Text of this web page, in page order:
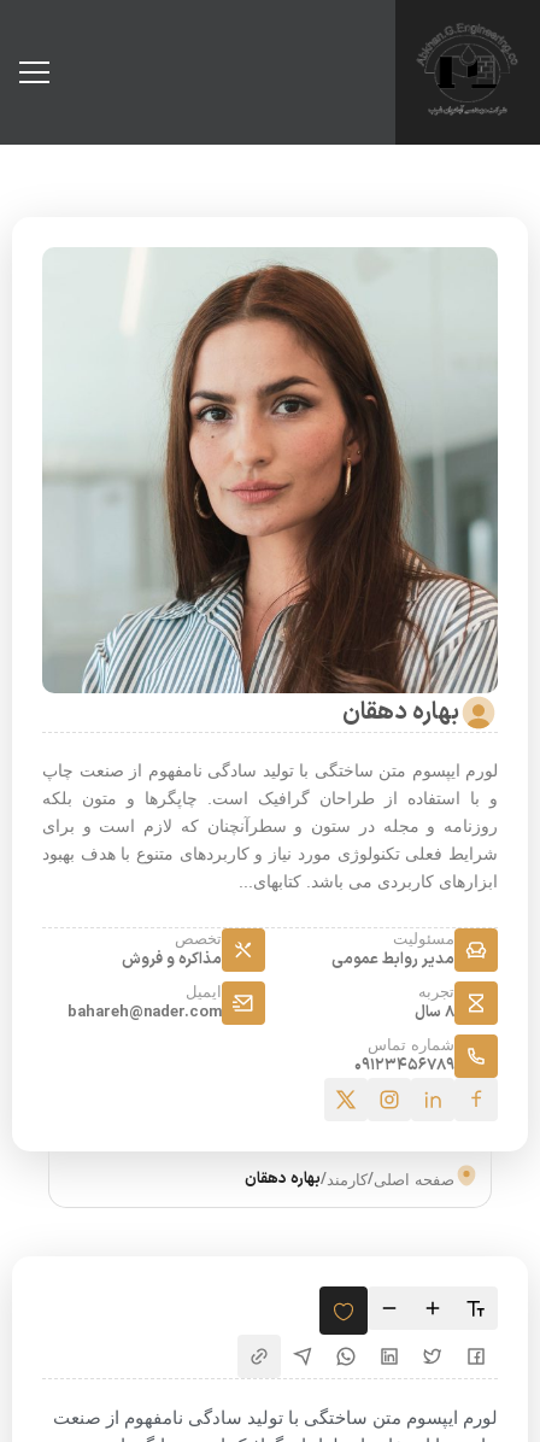
بهاره دهقان
لورم ایپسوم متن ساختگی با تولید سادگی نامفهوم از صنعت چاپ
و با استفاده از طراحان گرافیک است. چاپگرها و متون بلکه
روزنامه و مجله در ستون و سطرآنچنان که لازم است و برای
شرایط فعلی تکنولوژی مورد نیاز و کاربردهای متنوع با هدف بهبود
ابزارهای کاربردی می باشد. کتابهای...
مسئولیت
مدیر روابط عمومی
تخصص
مذاکره و فروش
تجربه
8 سال
ایمیل
bahareh@nader.com
شماره تماس
09123456789
صفحه اصلی/کارمند/بهاره دهقان
لورم ایپسوم متن ساختگی با تولید سادگی نامفهوم از صنعت